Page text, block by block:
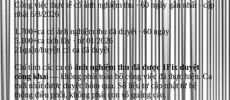
Công việc thực tế có ảnh nghiệm thu · 60 ngày gần nhất· cập
nhật6/8/2026
1.700+ca có ảnh nghiệm thu đã duyệt · 60 ngày
5.100+ca tích lũy · từ 01/2026
21quận/huyện có ca đã duyệt
Chỉ tính các ca có ảnh nghiệm thu đã được 1Fix duyệt
công khai— không phải toàn bộ công việc đã thực hiện. Ca
mới nhất được duyệt: hôm qua. Số liệu tự cập nhật từ hệ
thống điều phối, không phải con số quảng cáo.